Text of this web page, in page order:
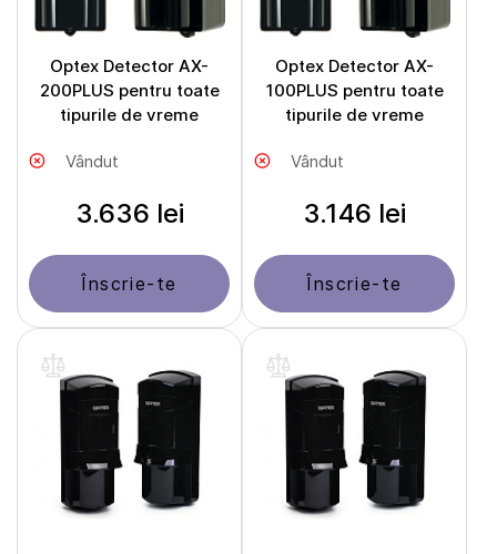
Optex Detector AX-
200PLUS pentru toate
tipurile de vreme
Vândut
3.636 lei
Înscrie-te
Optex Detector AX-
100PLUS pentru toate
tipurile de vreme
Vândut
3.146 lei
Înscrie-te